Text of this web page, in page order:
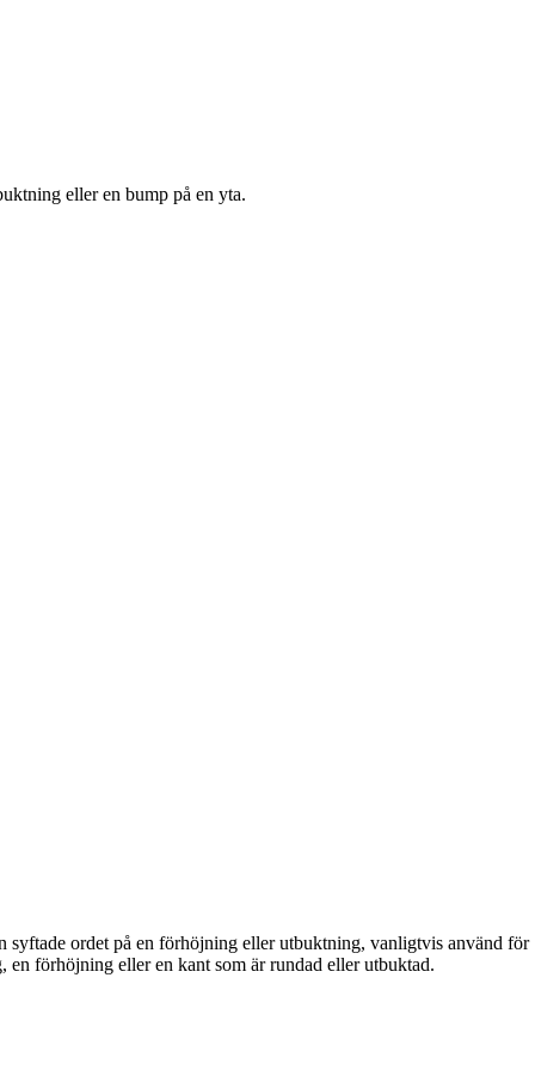
eller en bump på en yta.
syftade ordet på en förhöjning eller utbuktning, vanligtvis använd för
förhöjning eller en kant som är rundad eller utbuktad.